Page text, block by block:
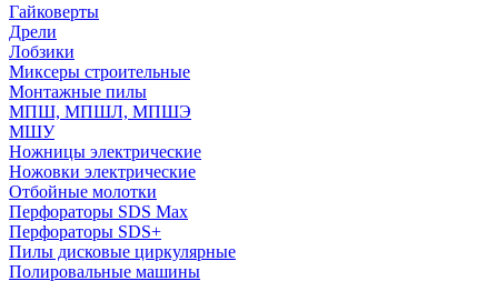
Гайковерты
Дрели
Лобзики
Миксеры строительные
Монтажные пилы
МПШ, МПШЛ, МПШЭ
МШУ
Ножницы электрические
Ножовки электрические
Отбойные молотки
Перфораторы SDS Max
Перфораторы SDS+
Пилы дисковые циркулярные
Полировальные машины